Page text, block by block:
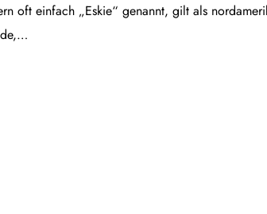
oft einfach „Eskie“ genannt, gilt als